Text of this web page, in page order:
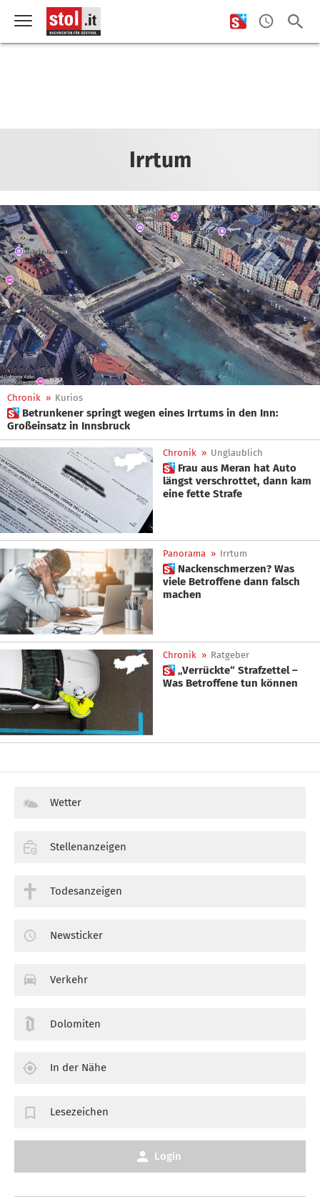
Irrtum
Chronik » Kurios
 Betrunkener springt wegen eines Irrtums in den Inn:
Großeinsatz in Innsbruck
Chronik » Unglaublich
 Frau aus Meran hat Auto
längst verschrottet, dann kam
eine fette Strafe
Panorama » Irrtum
 Nackenschmerzen? Was
viele Betroffene dann falsch
machen
Chronik » Ratgeber
 „Verrückte“ Strafzettel –
Was Betroffene tun können
Wetter
Stellenanzeigen
Todesanzeigen
Newsticker
Verkehr
Dolomiten
In der Nähe
Lesezeichen
Login